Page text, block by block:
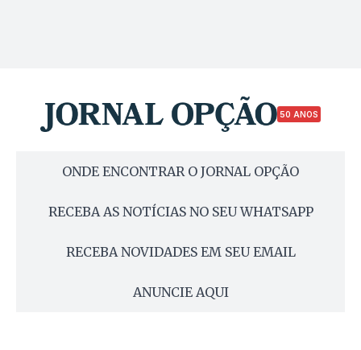
50 ANOS
ONDE ENCONTRAR O JORNAL OPÇÃO
RECEBA AS NOTÍCIAS NO SEU WHATSAPP
RECEBA NOVIDADES EM SEU EMAIL
ANUNCIE AQUI